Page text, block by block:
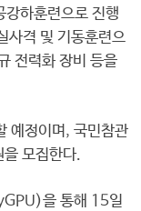
강하훈련으로 진행
사격 및 기동훈련으
전력화 장비 등을
예정이며, 국민참관
모집한다.
을 통해 15일